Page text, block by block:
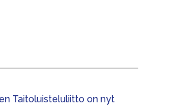
Taitoluisteluliitto on nyt